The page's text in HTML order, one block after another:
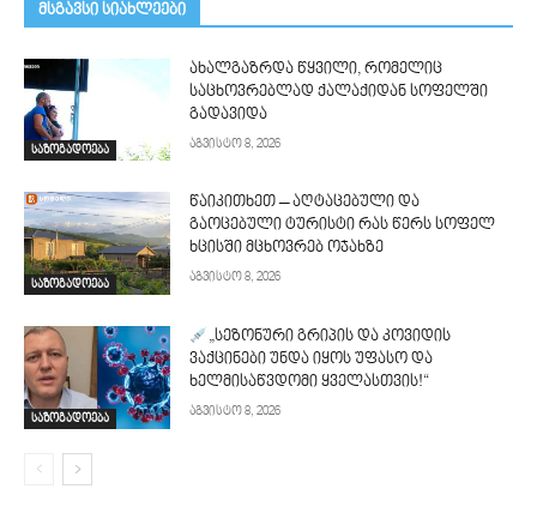
მსგავსი სიახლეები
საზოგადოება
ახალგაზრდა წყვილი, რომელიც
საცხოვრებლად ქალაქიდან სოფელში
გადავიდა
აგვისტო 8, 2026
საზოგადოება
წაიკითხეთ – აღტაცებული და
გაოცებული ტურისტი რას წერს სოფელ
ხცისში მცხოვრებ ოჯახზე
აგვისტო 8, 2026
საზოგადოება
„სეზონური გრიპის და კოვიდის
ვაქცინები უნდა იყოს უფასო და
ხელმისაწვდომი ყველასთვის!“
აგვისტო 8, 2026